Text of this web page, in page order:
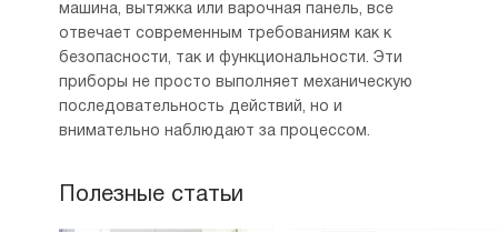
машина, вытяжка или варочная панель, все
отвечает современным требованиям как к
безопасности, так и функциональности. Эти
приборы не просто выполняет механическую
последовательность действий, но и
внимательно наблюдают за процессом.
Полезные статьи